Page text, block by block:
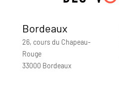
Bordeaux
26, cours du Chapeau-
Rouge
33000 Bordeaux